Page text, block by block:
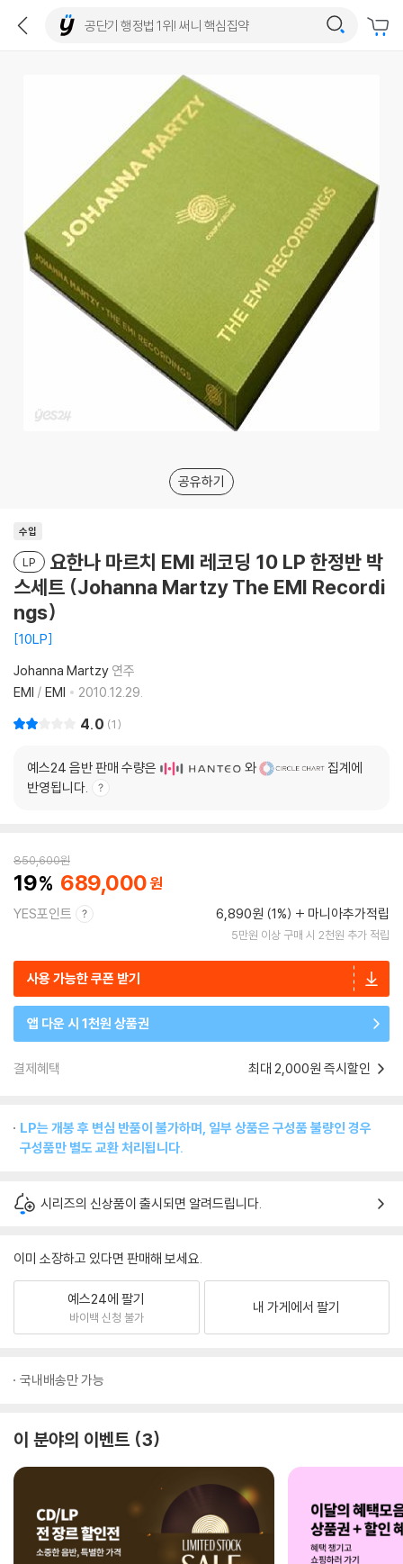
공유하기
수입
LP
요한나 마르치 EMI 레코딩 10 LP 한정반 박
스세트 (Johanna Martzy The EMI Recordi
ngs)
10LP
Johanna Martzy 연주
EMI / EMI 2010.12.29.
4.0 1
예스24 음반 판매 수량은 와
집계에
반영됩니다.
850,600원
19 689,000
YES포인트 6,890원 (1%) 마니아추가적립
5만원 이상 구매 시 2천원 추가 적립
사용 가능한 쿠폰 받기
앱 다운 시 1천원 상품권
결제혜택 최대 2,000원 즉시할인
LP는 개봉 후 변심 반품이 불가하며, 일부 상품은 구성품 불량인 경우
구성품만 별도 교환 처리됩니다.
시리즈의 신상품이 출시되면 알려드립니다.
이미 소장하고 있다면 판매해 보세요.
예스24에 팔기
바이백 신청 불가
내 가게에서 팔기
국내배송만 가능
이 분야의 이벤트 3